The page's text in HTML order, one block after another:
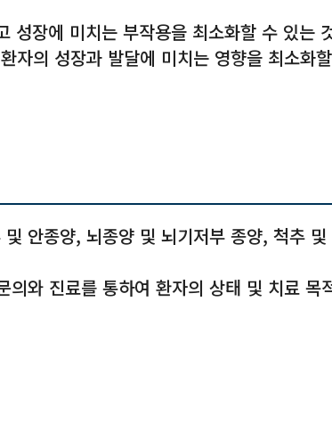
성장에 미치는 부작용을 최소화할 수 있는
자의 성장과 발달에 미치는 영향을 최소화
안종양, 뇌종양 및 뇌기저부 종양, 척추 및
의와 진료를 통하여 환자의 상태 및 치료 목